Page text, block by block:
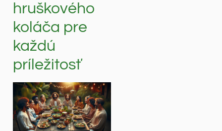
hruškového
koláča pre
každú
príležitosť